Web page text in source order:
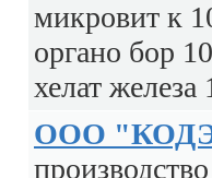
микровит к
органо бор
хелат железа
ООО